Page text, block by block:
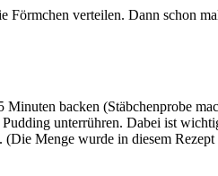
verteilen. Dann schon
backen (Stäbchenprobe
unterrühren. Dabei ist
Menge wurde in diesem